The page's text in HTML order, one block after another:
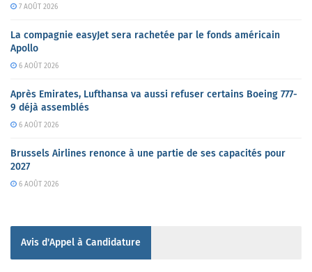
7 AOÛT 2026
La compagnie easyJet sera rachetée par le fonds américain
Apollo
6 AOÛT 2026
Après Emirates, Lufthansa va aussi refuser certains Boeing 777-
9 déjà assemblés
6 AOÛT 2026
Brussels Airlines renonce à une partie de ses capacités pour
2027
6 AOÛT 2026
Avis d'Appel à Candidature